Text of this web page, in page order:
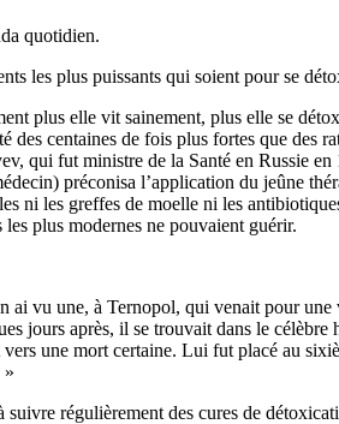
quotidien.
les plus puissants qui soient pour se
plus elle vit sainement, plus elle se
des centaines de fois plus fortes que des
qui fut ministre de la Santé en Russie
préconisa l’application du jeûne
ni les greffes de moelle ni les
plus modernes ne pouvaient guérir.
vu une, à Ternopol, qui venait pour
jours après, il se trouvait dans le
une mort certaine. Lui fut placé au
»
régulièrement des cures de